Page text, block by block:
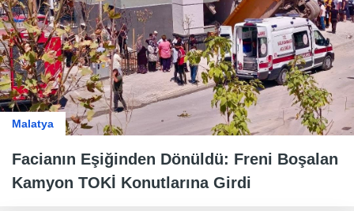
Malatya
Facianın Eşiğinden Dönüldü: Freni Boşalan
Kamyon TOKİ Konutlarına Girdi